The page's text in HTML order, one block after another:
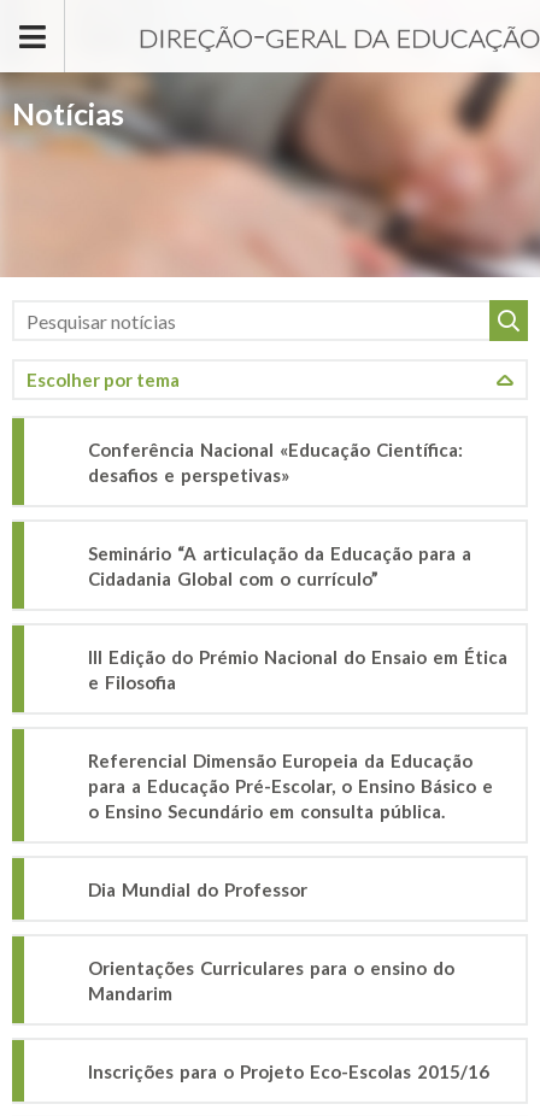
Notícias
Conferência Nacional «Educação Científica:
desafios e perspetivas»
Seminário “A articulação da Educação para a
Cidadania Global com o currículo”
III Edição do Prémio Nacional do Ensaio em Ética
e Filosofia
Referencial Dimensão Europeia da Educação
para a Educação Pré-Escolar, o Ensino Básico e
o Ensino Secundário em consulta pública.
Dia Mundial do Professor
Orientações Curriculares para o ensino do
Mandarim
Inscrições para o Projeto Eco-Escolas 2015/16